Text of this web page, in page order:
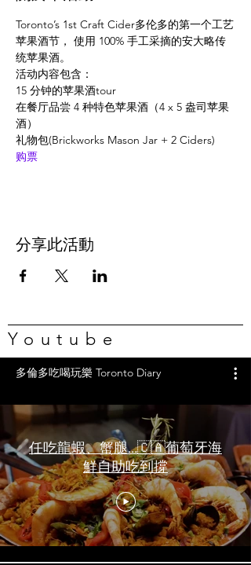
Toronto’s 1st Craft Cider多伦多的第一个工艺
苹果酒节， 使用 100% 手工采摘的安大略传
统苹果酒。
活动内容包含：
15 分钟的苹果酒tour
在餐厅品尝 4 种特色苹果酒（4 x 5 盎司苹果
酒）
礼物包(Brickworks Mason Jar + 2 Ciders)
购票
分享此活動
Youtube
多倫多吃喝玩樂 Toronto Diary
任吃龍蝦、蟹腿…🇨🇦葡萄牙海
鮮自助吃到撐